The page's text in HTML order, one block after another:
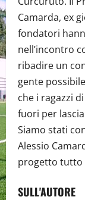
Camarda, ex
fondatori
nell’incontro
ribadire un
gente
che i ragazzi
fuori per
Siamo stati
Alessio
progetto tutto
SULL'AUTORE